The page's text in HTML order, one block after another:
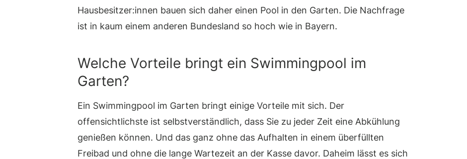
Hausbesitzer:innen bauen sich daher einen Pool in den Garten. Die Nachfrage
ist in kaum einem anderen Bundesland so hoch wie in Bayern.
Welche Vorteile bringt ein Swimmingpool im
Garten?
Ein Swimmingpool im Garten bringt einige Vorteile mit sich. Der
offensichtlichste ist selbstverständlich, dass Sie zu jeder Zeit eine Abkühlung
genießen können. Und das ganz ohne das Aufhalten in einem überfüllten
Freibad und ohne die lange Wartezeit an der Kasse davor. Daheim lässt es sich